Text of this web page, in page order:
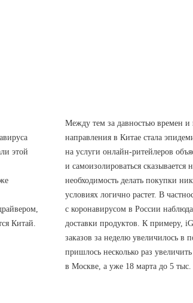
этой
Китай.
Между тем за давностью времен и
направления в Китае стала
на услуги онлайн-ритейлеров
и самоизолироваться
необходимость делать покупки
условиях логично растет. В
с коронавирусом в России
доставки продуктов. К примеру,
заказов за неделю увеличилось в
пришлось несколько раз
в Москве, а уже 18 марта до 5